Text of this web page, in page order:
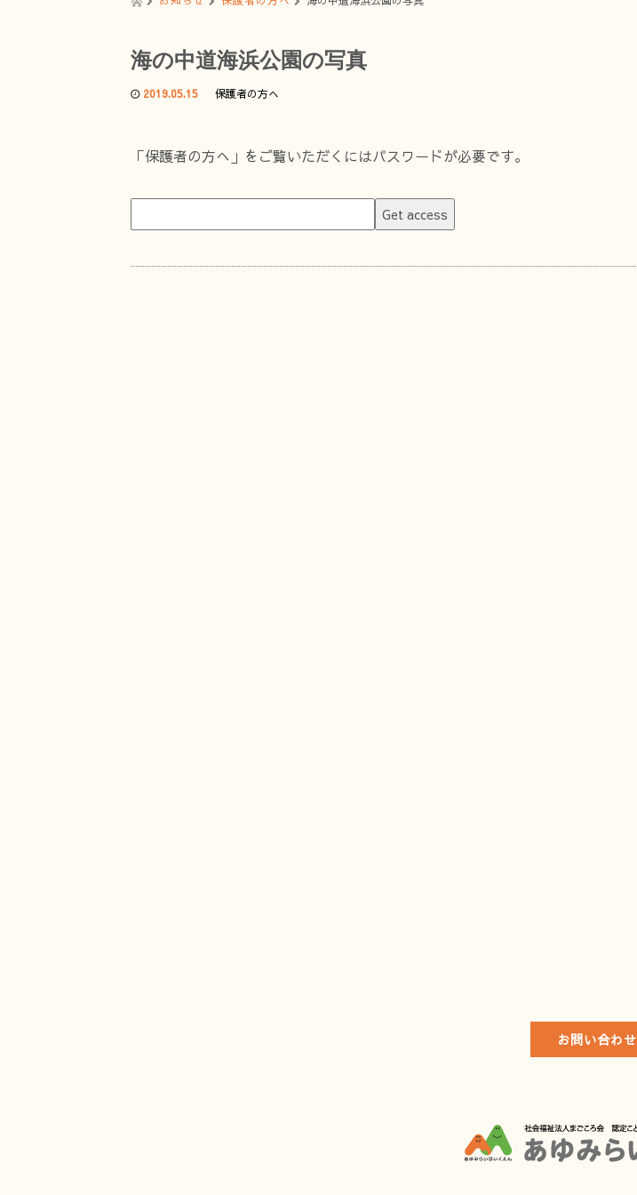
海の中道海浜公園の写真
2019.05.15 保護者の方へ
「保護者の方へ」をご覧いただくにはパスワードが必要です。
お問い合わせ